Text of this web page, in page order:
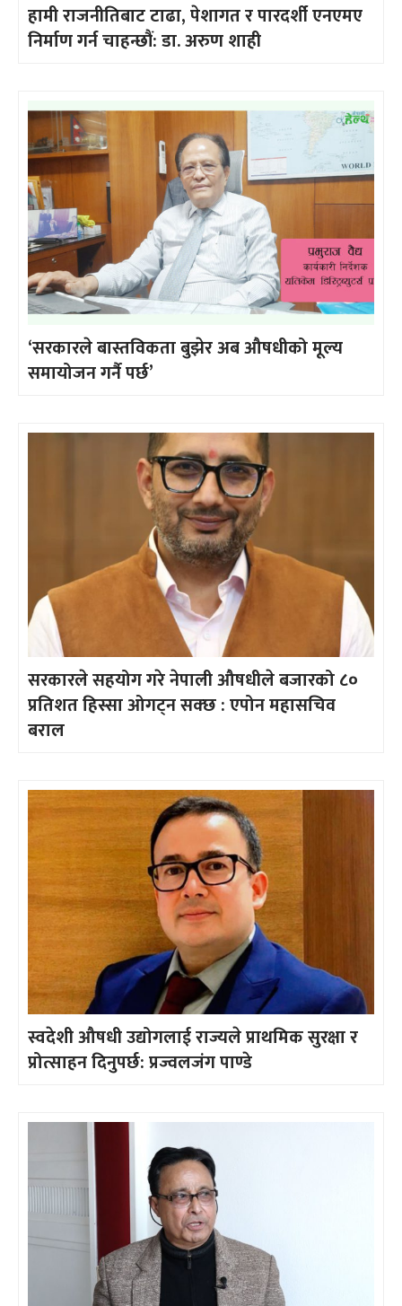
हामी राजनीतिबाट टाढा, पेशागत र पारदर्शी एनएमए
निर्माण गर्न चाहन्छौं: डा. अरुण शाही
‘सरकारले बास्तविकता बुझेर अब औषधीको मूल्य
समायोजन गर्नै पर्छ’
सरकारले सहयोग गरे नेपाली औषधीले बजारको ८०
प्रतिशत हिस्सा ओगट्न सक्छ : एपोन महासचिव
बराल
स्वदेशी औषधी उद्योगलाई राज्यले प्राथमिक सुरक्षा र
प्रोत्साहन दिनुपर्छ: प्रज्वलजंग पाण्डे